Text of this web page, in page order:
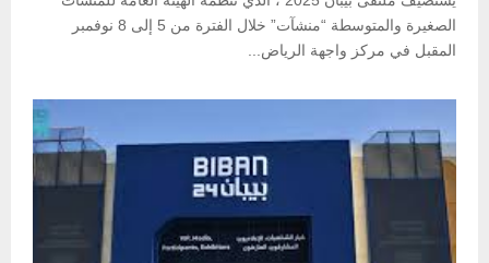
الصغيرة والمتوسطة “منشآت” خلال الفترة من 5 إلى 8 نوفمبر
المقبل في مركز واجهة الرياض...